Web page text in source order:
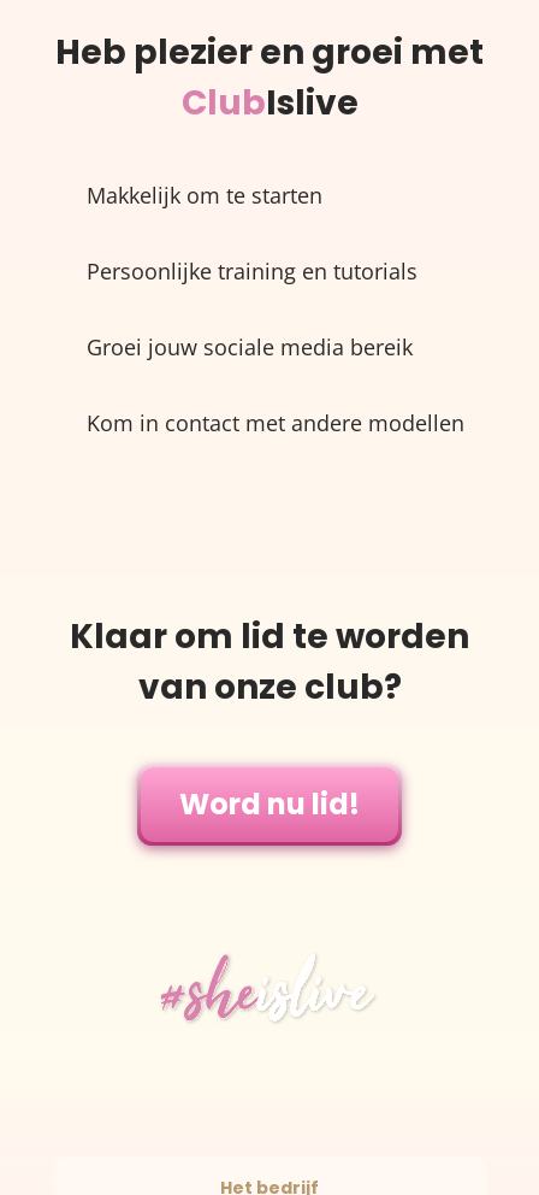
Heb plezier en groei met
ClubIslive
Makkelijk om te starten
Persoonlijke training en tutorials
Groei jouw sociale media bereik
Kom in contact met andere modellen
Klaar om lid te worden
van onze club?
Word nu lid!
Het bedrijf